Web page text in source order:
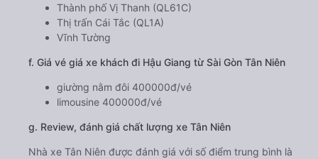
Thành phố Vị Thanh (QL61C)
Thị trấn Cái Tắc (QL1A)
Vĩnh Tường
f. Giá vé giá xe khách đi Hậu Giang từ Sài Gòn Tân Niên
giường nằm đôi 400000đ/vé
limousine 400000đ/vé
g. Review, đánh giá chất lượng xe Tân Niên
Nhà xe Tân Niên được đánh giá với số điểm trung bình là